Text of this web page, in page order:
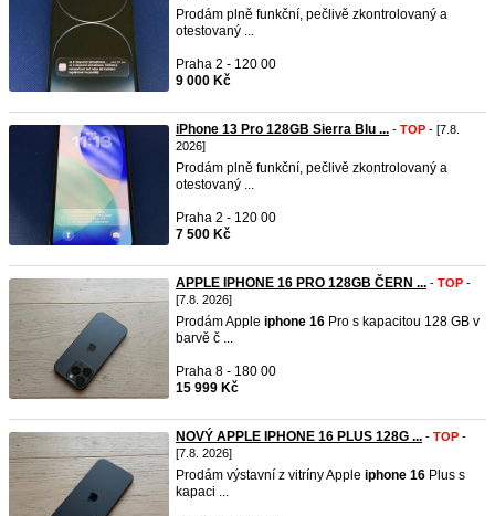
Prodám plně funkční, pečlivě zkontrolovaný a
otestovaný ...
Praha 2 - 120 00
9 000 Kč
iPhone 13 Pro 128GB Sierra Blu ... - TOP - [7.8.
2026]
Prodám plně funkční, pečlivě zkontrolovaný a
otestovaný ...
Praha 2 - 120 00
7 500 Kč
APPLE IPHONE 16 PRO 128GB ČERN ... - TOP -
[7.8. 2026]
Prodám Apple iphone 16 Pro s kapacitou 128 GB v
barvě č ...
Praha 8 - 180 00
15 999 Kč
NOVÝ APPLE IPHONE 16 PLUS 128G ... - TOP -
[7.8. 2026]
Prodám výstavní z vitríny Apple iphone 16 Plus s
kapaci ...